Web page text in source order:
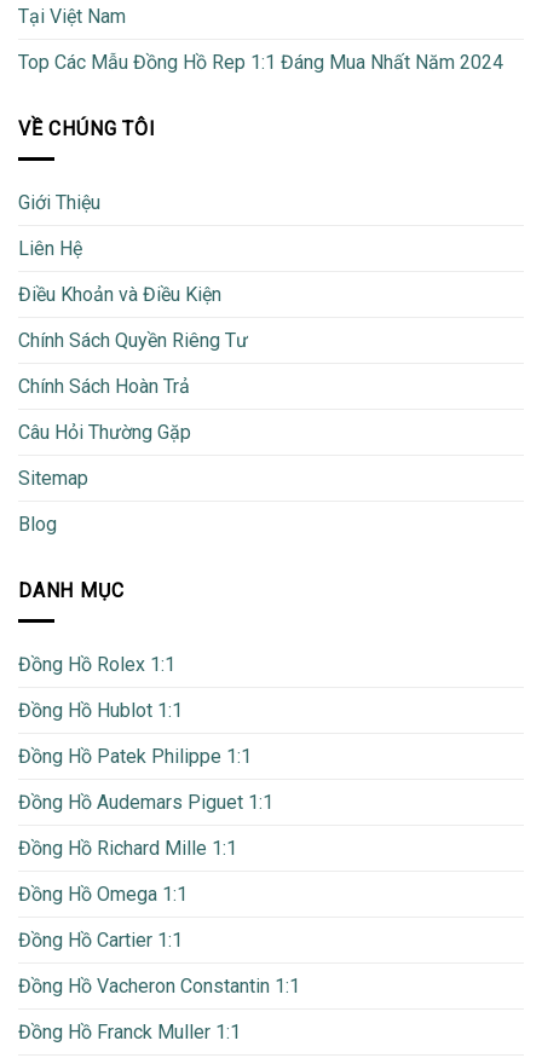
Tại Việt Nam
Top Các Mẫu Đồng Hồ Rep 1:1 Đáng Mua Nhất Năm 2024
VỀ CHÚNG TÔI
Giới Thiệu
Liên Hệ
Điều Khoản và Điều Kiện
Chính Sách Quyền Riêng Tư
Chính Sách Hoàn Trả
Câu Hỏi Thường Gặp
Sitemap
Blog
DANH MỤC
Đồng Hồ Rolex 1:1
Đồng Hồ Hublot 1:1
Đồng Hồ Patek Philippe 1:1
Đồng Hồ Audemars Piguet 1:1
Đồng Hồ Richard Mille 1:1
Đồng Hồ Omega 1:1
Đồng Hồ Cartier 1:1
Đồng Hồ Vacheron Constantin 1:1
Đồng Hồ Franck Muller 1:1